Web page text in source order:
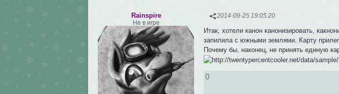
2014-09-25 19:05:20
Rainspire
Не в игре
Итак, хотели канон канонизировать,
запилила с южными землями. Карту
Почему бы, наконец, не принять единую
0